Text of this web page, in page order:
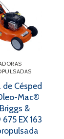
Césped
Mac®
&
EX 163